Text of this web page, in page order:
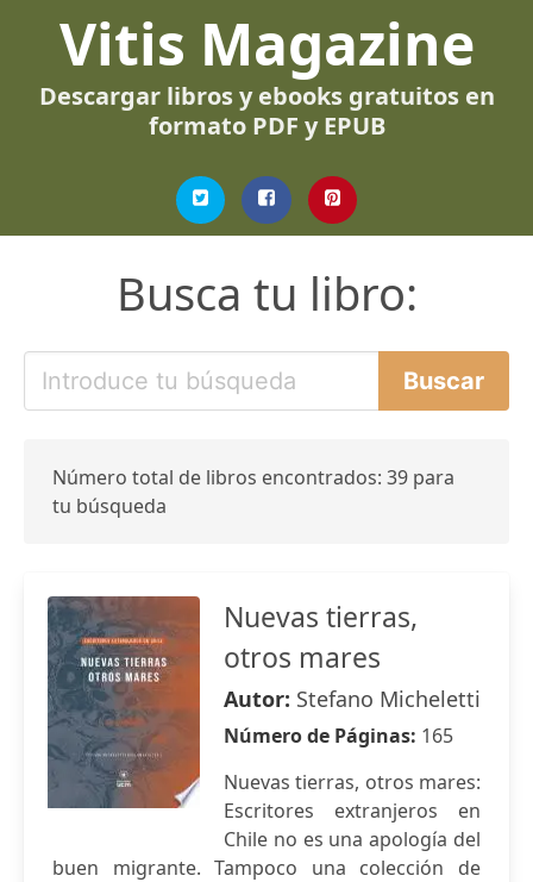
Vitis Magazine
Descargar libros y ebooks gratuitos en
formato PDF y EPUB
Busca tu libro:
Número total de libros encontrados: 39 para
tu búsqueda
Nuevas tierras,
otros mares
Autor: Stefano Micheletti
Número de Páginas: 165
Nuevas tierras, otros mares:
Escritores extranjeros en
Chile no es una apología del
buen migrante. Tampoco una colección de